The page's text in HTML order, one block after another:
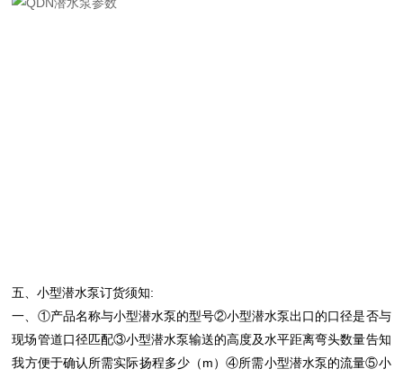
五、小型潜水泵订货须知:
一、①产品名称与小型潜水泵的型号②小型潜水泵出口的口径是否与
现场管道口径匹配③小型潜水泵输送的高度及水平距离弯头数量告知
我方便于确认所需实际扬程多少（m）④所需小型潜水泵的流量⑤小